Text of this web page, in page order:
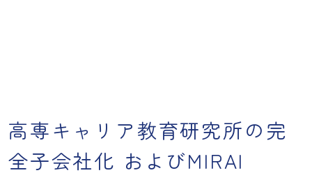
高専キャリア教育研究所の完
全子会社化 およびMIRAI